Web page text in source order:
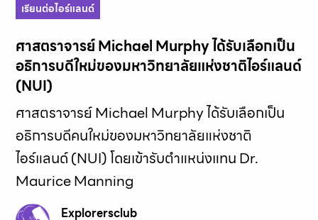
เรียนต่อไอร์แลนด์
ศาสตราจารย์ Michael Murphy ได้รับเลือกเป็น
อธิการบดีใหม่ของมหาวิทยาลัยแห่งชาติไอร์แลนด์
(NUI)
ศาสตราจารย์ Michael Murphy ได้รับเลือกเป็น
อธิการบดีคนใหม่ของมหาวิทยาลัยแห่งชาติ
ไอร์แลนด์ (NUI) โดยเข้ารับตำแหน่งแทน Dr.
Maurice Manning
Explorersclub